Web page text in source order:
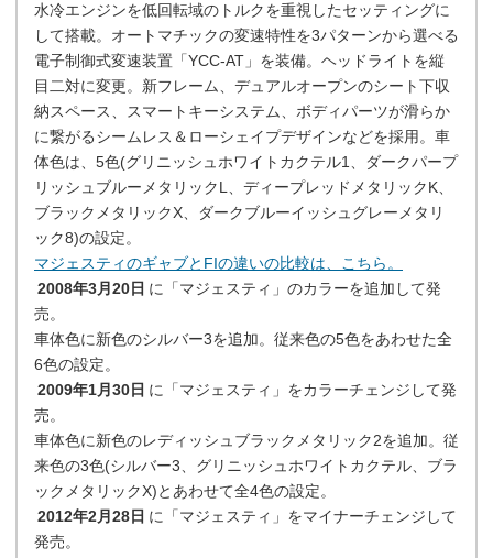
水冷エンジンを低回転域のトルクを重視したセッティングに
して搭載。オートマチックの変速特性を3パターンから選べる
電子制御式変速装置「YCC-AT」を装備。ヘッドライトを縦
目二対に変更。新フレーム、デュアルオープンのシート下収
納スペース、スマートキーシステム、ボディパーツが滑らか
に繋がるシームレス＆ローシェイプデザインなどを採用。車
体色は、5色(グリニッシュホワイトカクテル1、ダークパープ
リッシュブルーメタリックL、ディープレッドメタリックK、
ブラックメタリックX、ダークブルーイッシュグレーメタリ
ック8)の設定。
マジェスティのギャブとFIの違いの比較は、こちら。
2008年3月20日 に「マジェスティ」のカラーを追加して発
売。
車体色に新色のシルバー3を追加。従来色の5色をあわせた全
6色の設定。
2009年1月30日 に「マジェスティ」をカラーチェンジして発
売。
車体色に新色のレディッシュブラックメタリック2を追加。従
来色の3色(シルバー3、グリニッシュホワイトカクテル、ブラ
ックメタリックX)とあわせて全4色の設定。
2012年2月28日 に「マジェスティ」をマイナーチェンジして
発売。